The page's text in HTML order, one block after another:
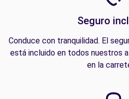
Seguro
Conduce con tranquilidad. El
está incluido en todos nuestros
en la